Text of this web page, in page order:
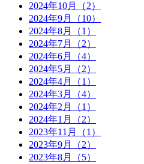
2024年10月（2）
2024年9月（10）
2024年8月（1）
2024年7月（2）
2024年6月（4）
2024年5月（2）
2024年4月（1）
2024年3月（4）
2024年2月（1）
2024年1月（2）
2023年11月（1）
2023年9月（2）
2023年8月（5）